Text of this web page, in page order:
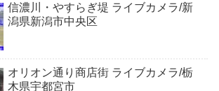
信濃川・やすらぎ堤 ライブカメラ/新
潟県新潟市中央区
オリオン通り商店街 ライブカメラ/栃
木県宇都宮市